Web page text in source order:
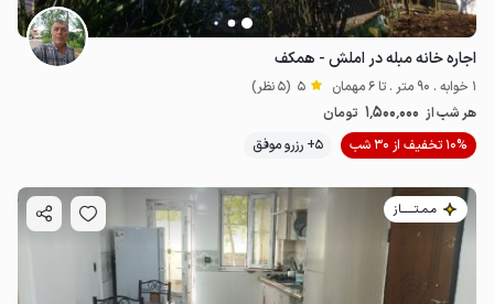
اجاره خانه مبله در املش - همکف
1 خوابه . 90 متر . تا 6 مهمان 5 (5 نظر)
هر شب از 1٬500٬000 تومان
10% تخفیف از 30 شب
5+ رزرو موفق
مـمـتــــــاز